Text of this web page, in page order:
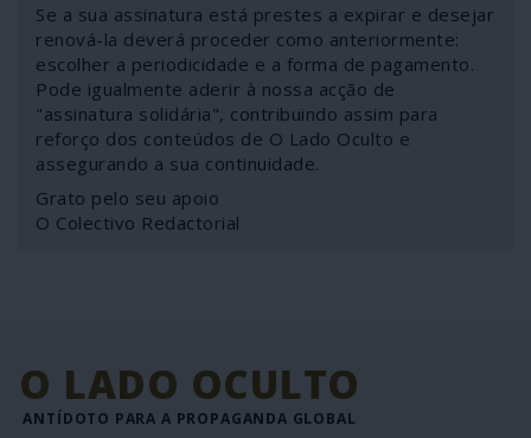
Se a sua assinatura está prestes a expirar e desejar
renová-la deverá proceder como anteriormente:
escolher a periodicidade e a forma de pagamento.
Pode igualmente aderir à nossa acção de
"assinatura solidária", contribuindo assim para
reforço dos conteúdos de O Lado Oculto e
assegurando a sua continuidade.
Grato pelo seu apoio
O Colectivo Redactorial
O LADO OCULTO
ANTÍDOTO PARA A PROPAGANDA GLOBAL